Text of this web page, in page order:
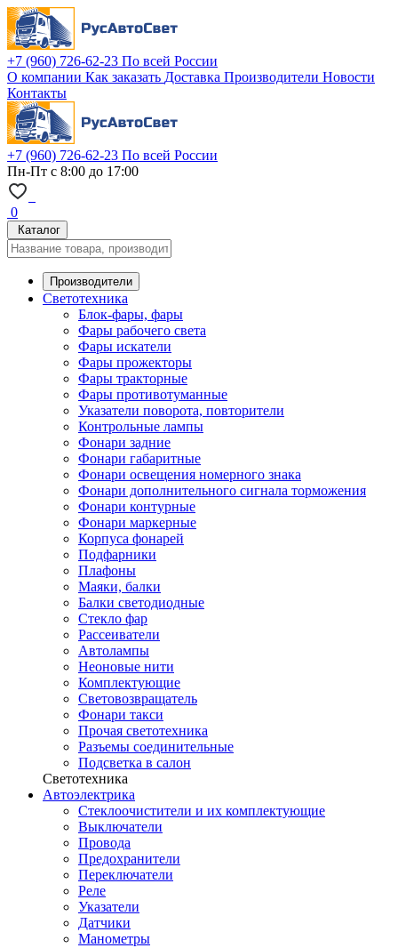
+7 (960) 726-62-23 По всей России
О компании Как заказать Доставка Производители Новости
Контакты
+7 (960) 726-62-23 По всей России
Пн-Пт с 8:00 до 17:00
0
Каталог
Производители
Светотехника
Блок-фары, фары
Фары рабочего света
Фары искатели
Фары прожекторы
Фары тракторные
Фары противотуманные
Указатели поворота, повторители
Контрольные лампы
Фонари задние
Фонари габаритные
Фонари освещения номерного знака
Фонари дополнительного сигнала торможения
Фонари контурные
Фонари маркерные
Корпуса фонарей
Подфарники
Плафоны
Маяки, балки
Балки светодиодные
Стекло фар
Рассеиватели
Автолампы
Неоновые нити
Комплектующие
Световозвращатель
Фонари такси
Прочая светотехника
Разъемы соединительные
Подсветка в салон
Светотехника
Автоэлектрика
Стеклоочистители и их комплектующие
Выключатели
Провода
Предохранители
Переключатели
Реле
Указатели
Датчики
Манометры